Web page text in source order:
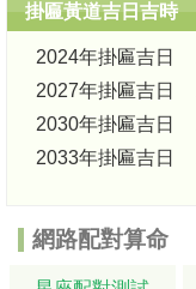
掛匾黃道吉日吉時
2024年掛匾吉日
2027年掛匾吉日
2030年掛匾吉日
2033年掛匾吉日
網路配對算命